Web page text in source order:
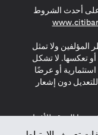
أحدث الشروط
(opens in a new tab)
المؤلفين ولا تمثل
تعكسها. لا تشكل
أو عرضًا
دون إشعار
هذا الموقع للأفراد
الأوروبية أو